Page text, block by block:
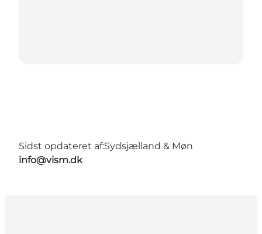
Sidst opdateret af:Sydsjælland & Møn
info@vism.dk